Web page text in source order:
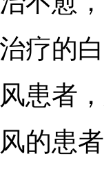
的白
者，
的患者